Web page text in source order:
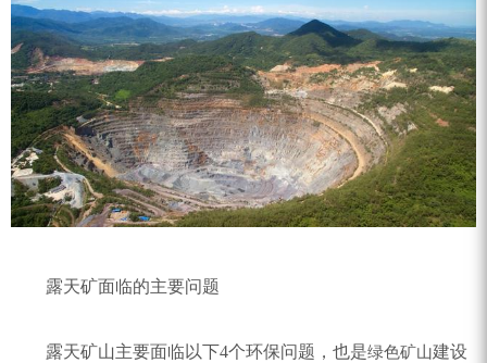
水井专用螺杆空压机
雾炮机
洗轮机
螺杆式空气压缩机
黑金刚钻头钻具系列
露天矿面临的主要问题
露天矿山主要面临以下4个环保问题，也是绿色矿山建设